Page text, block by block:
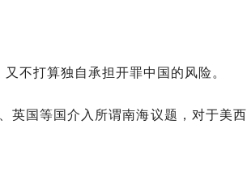
不打算独自承担开罪中国的风险。
英国等国介入所谓南海议题，对于美西